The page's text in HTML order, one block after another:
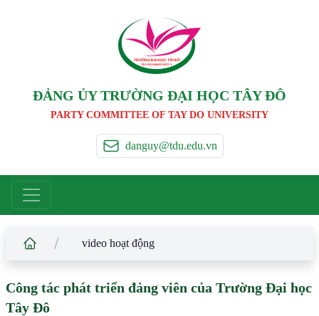
TRƯỜNG ĐẠI HỌC TÂY ĐÔ
TAY DO UNIVERSIT Y
ĐẢNG ỦY TRƯỜNG ĐẠI HỌC TÂY ĐÔ
PARTY COMMITTEE OF TAY DO UNIVERSITY
danguy@tdu.edu.vn
/ video hoạt động
Công tác phát triển đảng viên của Trường Đại học
Tây Đô